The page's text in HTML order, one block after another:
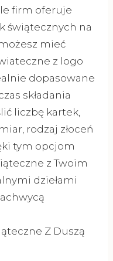
firm oferuje
świątecznych na
mieć
z logo
dopasowane
składania
liczbę kartek,
rodzaj złoceń
tym opcjom
z Twoim
dziełami
Z Duszą